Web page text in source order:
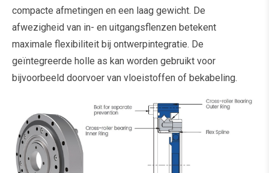
compacte afmetingen en een laag gewicht. De
afwezigheid van in- en uitgangsflenzen betekent
maximale flexibiliteit bij ontwerpintegratie. De
geïntegreerde holle as kan worden gebruikt voor
bijvoorbeeld doorvoer van vloeistoffen of bekabeling.